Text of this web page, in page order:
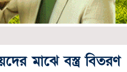
মাঝে বস্ত্র বিতরণ